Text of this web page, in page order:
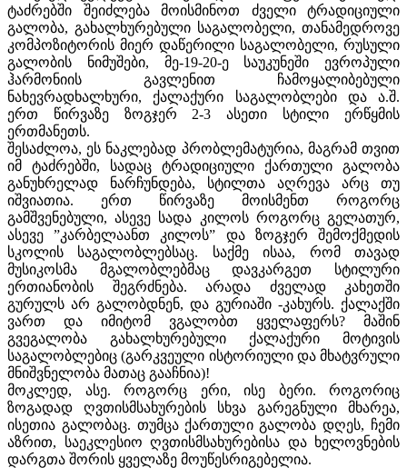
ტაძრებში შეიძლება მოისმინოთ ძველი ტრადიციული
გალობა, გახალხურებული საგალობელი, თანამედროვე
კომპოზიტორის მიერ დაწერილი საგალობელი, რუსული
გალობის ნიმუშები, მე-19-20-ე საუკუნეში ევროპული
ჰარმონიის გავლენით ჩამოყალიბებული
ნახევრადხალხური, ქალაქური საგალობლები და ა.შ.
ერთ წირვაზე ზოგჯერ 2-3 ასეთი სტილი ერწყმის
ერთმანეთს.
შესაძლოა, ეს ნაკლებად პრობლემატურია, მაგრამ თვით
იმ ტაძრებში, სადაც ტრადიციული ქართული გალობა
განუხრელად ნარჩუნდება, სტილთა აღრევა არც თუ
იშვიათია. ერთ წირვაზე მოისმენთ როგორც
გამშვენებული, ასევე სადა კილოს როგორც გელათურ,
ასევე ”კარბელაანთ კილოს” და ზოგჯერ შემოქმედის
სკოლის საგალობლებსაც. საქმე ისაა, რომ თავად
მუსიკოსმა მგალობლებმაც დავკარგეთ სტილური
ერთიანობის შეგრძნება. არადა ძველად კახეთში
გურულს არ გალობდნენ, და გურიაში -კახურს. ქალაქში
ვართ და იმიტომ ვგალობთ ყველაფერს? მაშინ
გვეგალობა გახალხურებული ქალაქური მოტივის
საგალობლებიც (გარკვეული ისტორიული და მხატვრული
მნიშვნელობა მათაც გააჩნია)!
მოკლედ, ასე. როგორც ერი, ისე ბერი. როგორიც
ზოგადად ღვთისმსახურების სხვა გარეგნული მხარეა,
ისეთია გალობაც. თუმცა ქართული გალობა დღეს, ჩემი
აზრით, საეკლესიო ღვთისმსახურებისა და ხელოვნების
დარგთა შორის ყველაზე მოუწესრიგებელია.